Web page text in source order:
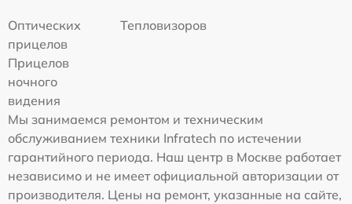
Оптических
прицелов
Тепловизоров
Прицелов
ночного
видения
Мы занимаемся ремонтом и техническим
обслуживанием техники Infratech по истечении
гарантийного периода. Наш центр в Москве работает
независимо и не имеет официальной авторизации от
производителя. Цены на ремонт, указанные на сайте,